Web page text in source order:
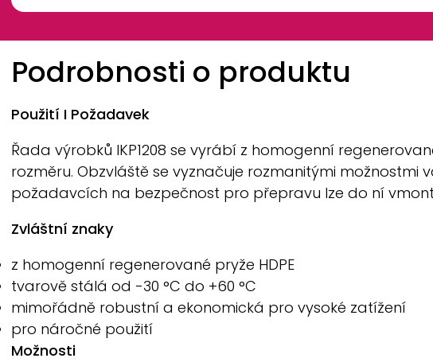
Breadcrumb
Podrobnosti o produktu
Použití I Požadavek
Řada výrobků IKP1208 se vyrábí z homogenní
rozměru. Obzvláště se vyznačuje rozmanitými
požadavcích na bezpečnost pro přepravu lze do ní
Zvláštní znaky
z homogenní regenerované pryže HDPE
tvarově stálá od -30 °C do +60 °C
mimořádně robustní a ekonomická pro vysoké zatížení
pro náročné použití
Možnosti